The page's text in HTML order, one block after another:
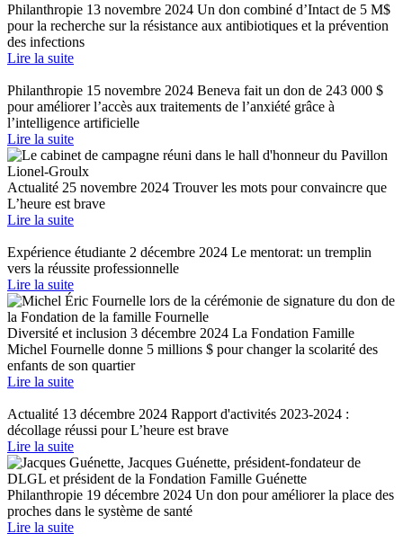
Philanthropie 13 novembre 2024 Un don combiné d’Intact de 5 M$
pour la recherche sur la résistance aux antibiotiques et la prévention
des infections
Lire la suite
Philanthropie 15 novembre 2024 Beneva fait un don de 243 000 $
pour améliorer l’accès aux traitements de l’anxiété grâce à
l’intelligence artificielle
Lire la suite
Actualité 25 novembre 2024 Trouver les mots pour convaincre que
L’heure est brave
Lire la suite
Expérience étudiante 2 décembre 2024 Le mentorat: un tremplin
vers la réussite professionnelle
Lire la suite
Diversité et inclusion 3 décembre 2024 La Fondation Famille
Michel Fournelle donne 5 millions $ pour changer la scolarité des
enfants de son quartier
Lire la suite
Actualité 13 décembre 2024 Rapport d'activités 2023-2024 :
décollage réussi pour L’heure est brave
Lire la suite
Philanthropie 19 décembre 2024 Un don pour améliorer la place des
proches dans le système de santé
Lire la suite